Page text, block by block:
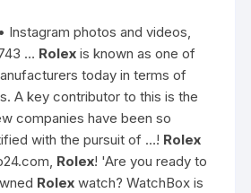
Instagram photos and videos,
… Rolex is known as one of
today in terms of
A key contributor to this is the
companies have been so
with the pursuit of …! Rolex
Rolex! 'Are you ready to
Rolex watch? WatchBox is